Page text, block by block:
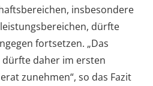
insbesondere
dürfte
fortsetzen. „Das
daher im ersten
zunehmen“, so das Fazit